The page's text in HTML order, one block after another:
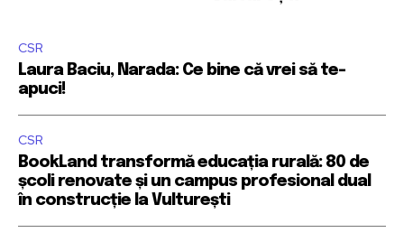
CSR
Laura Baciu, Narada: Ce bine că vrei să te-
apuci!
CSR
BookLand transformă educația rurală: 80 de
școli renovate și un campus profesional dual
în construcție la Vulturești